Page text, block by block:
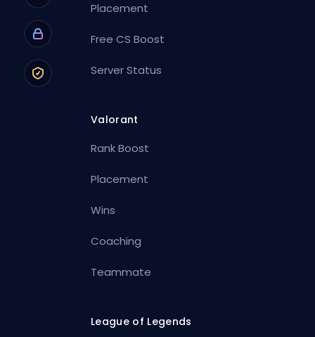
Placement
Free CS Boost
Server Status
Valorant
Rank Boost
Placement
Wins
Coaching
Teammate
League of Legends